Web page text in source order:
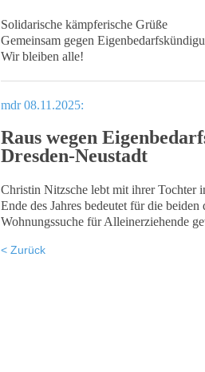
Solidarische kämpferische Grüße
Gemeinsam gegen
Wir bleiben alle!
mdr 08.11.2025:
Raus wegen
Dresden-Neustadt
Christin Nitzsche lebt mit ihrer Tochter
Ende des Jahres bedeutet für die
Wohnungssuche für Alleinerziehende
< Zurück